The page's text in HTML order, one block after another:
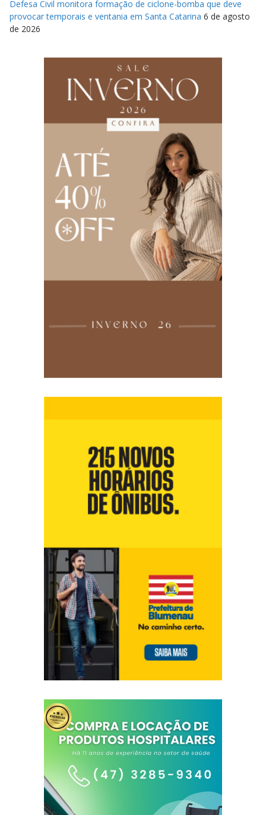
Defesa Civil monitora formação de ciclone-bomba que deve
provocar temporais e ventania em Santa Catarina 6 de agosto
de 2026